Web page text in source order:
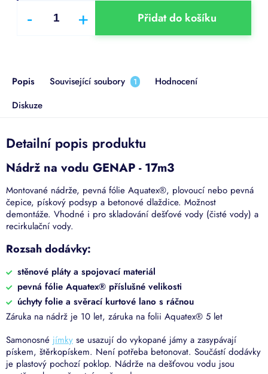
Přidat do košíku
Popis Související soubory 1
Hodnocení
Diskuze
Detailní popis produktu
Nádrž na vodu GENAP - 17m3
Montované nádrže, pevná fólie Aquatex®, plovoucí nebo pevná
čepice, pískový podsyp a betonové dlaždice. Možnost
demontáže. Vhodné i pro skladování dešťové vody (čisté vody) a
recirkulační vody.
Rozsah dodávky:
stěnové pláty a spojovací materiál
pevná fólie Aquatex® příslušné velikosti
úchyty folie a svěrací kurtové lano s ráčnou
Záruka na nádrž je 10 let, záruka na folii Aquatex® 5 let
Samonosné jímky se usazují do vykopané jámy a zasypávají
pískem, štěrkopískem. Není potřeba betonovat. Součástí dodávky
je plastový pochozí poklop. Nádrže na dešťovou vodu jsou